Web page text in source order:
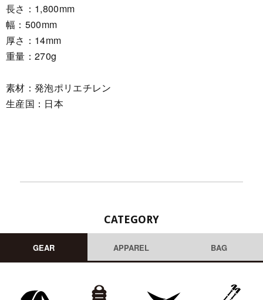
長さ：1,800mm
幅：500mm
厚さ：14mm
重量：270g
素材：発泡ポリエチレン
生産国：日本
CATEGORY
GEAR APPAREL BAG